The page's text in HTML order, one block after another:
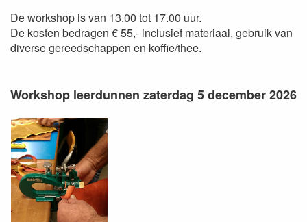
De workshop is van 13.00 tot 17.00 uur.
De kosten bedragen € 55,- inclusief materiaal, gebruik van
diverse gereedschappen en koffie/thee.
Workshop leerdunnen zaterdag 5 december 2026